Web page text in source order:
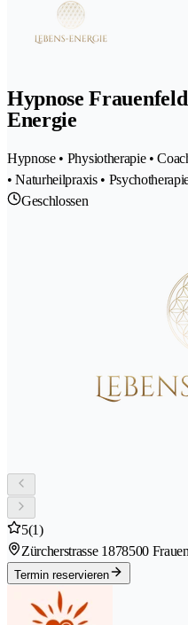
Hypnose
Energie
Hypnose • Physiotherapie •
• Naturheilpraxis •
Geschlossen
5(1)
Zürcherstrasse 1878500
Termin reservieren